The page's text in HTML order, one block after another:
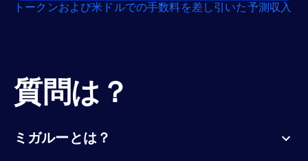
トークンおよび米ドルでの手数料を差し引いた予測収入
質問は？
ミガルーとは？